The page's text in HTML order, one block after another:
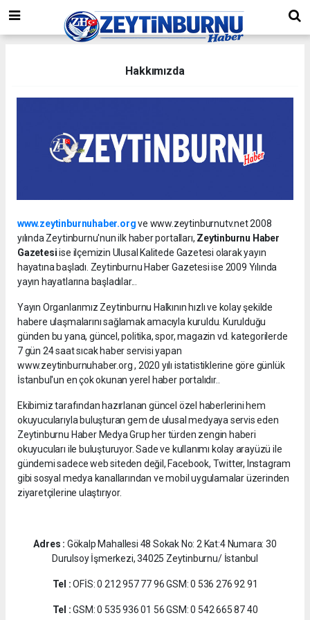
Hakkımızda
www.zeytinburnuhaber.orgve www.zeytinburnutv.net 2008
yılında Zeytinburnu'nun ilk haber portalları, Zeytinburnu Haber
Gazetesiise ilçemizin Ulusal Kalitede Gazetesi olarak yayın
hayatına başladı. Zeytinburnu Haber Gazetesi ise 2009 Yılında
yayın hayatlarına başladılar...
Yayın Organlarımız Zeytinburnu Halkının hızlı ve kolay şekilde
habere ulaşmalarını sağlamak amacıyla kuruldu. Kurulduğu
günden bu yana, güncel, politika, spor, magazin vd. kategorilerde
7 gün 24 saat sıcak haber servisi yapan
www.zeytinburnuhaber.org , 2020 yılı istatistiklerine göre günlük
İstanbul'un en çok okunan yerel haber portalıdır..
Ekibimiz tarafından hazırlanan güncel özel haberlerini hem
okuyucularıyla buluşturan gem de ulusal medyaya servis eden
Zeytinburnu Haber Medya Grup her türden zengin haberi
okuyucuları ile buluşturuyor. Sade ve kullanımı kolay arayüzü ile
gündemi sadece web siteden değil, Facebook, Twitter, Instagram
gibi sosyal medya kanallarından ve mobil uygulamalar üzerinden
ziyaretçilerine ulaştırıyor.
Adres : Gökalp Mahallesi 48 Sokak No: 2 Kat:4 Numara: 30
Durulsoy İşmerkezi, 34025 Zeytinburnu/ İstanbul
Tel :OFİS: 0 212 957 77 96 GSM: 0 536 276 92 91
Tel :GSM: 0 535 936 01 56 GSM: 0 542 665 87 40